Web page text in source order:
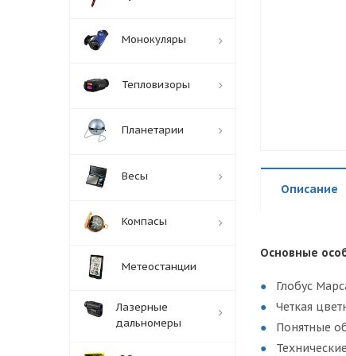
Описание
Основные
Глобус
Четкая
Понятные
Монокуляры
Тепловизоры
Планетарии
Весы
Компасы
Метеостанции
Лазерные
дальномеры